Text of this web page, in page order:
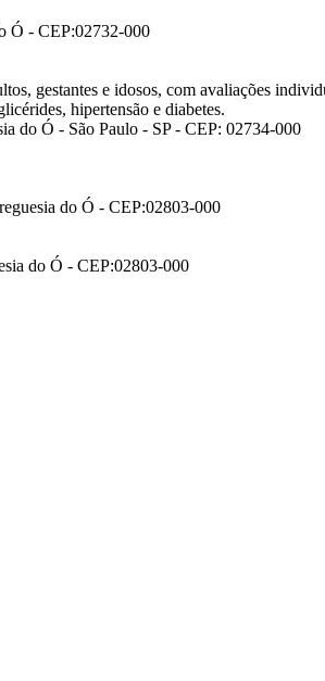
Ó - CEP:02732-000
gestantes e idosos, com avaliações
hipertensão e diabetes.
do Ó - São Paulo - SP - CEP: 02734-000
do Ó - CEP:02803-000
do Ó - CEP:02803-000